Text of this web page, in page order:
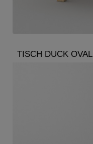
TISCH DUCK OVAL